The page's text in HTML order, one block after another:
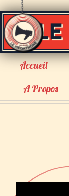
Accueil
A Propos